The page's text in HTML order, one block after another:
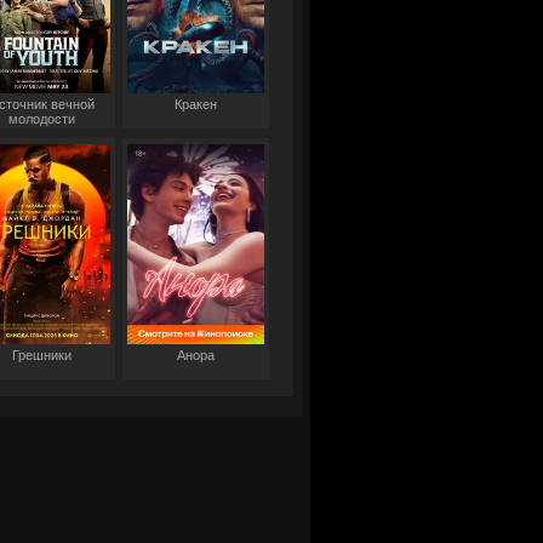
вечной
молодости
Кракен
Грешники Анора